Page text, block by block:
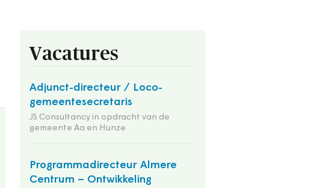
Vacatures
Adjunct-directeur / Loco-
gemeentesecretaris
JS Consultancy in opdracht van de
gemeente Aa en Hunze
Programmadirecteur Almere
Centrum – Ontwikkeling